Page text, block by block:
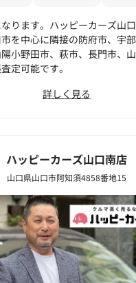
ります。ハッピーカーズ山
を中心に隣接の防府市、宇
小野田市、萩市、長門市、
定可能です。
詳しく見る
ハッピーカーズ山口南店
山口県山口市阿知須4858番地15